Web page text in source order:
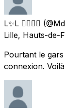
L✨L 🏋🏾‍♀️💜
Lille, Hauts-de-
Pourtant le gars
connexion.